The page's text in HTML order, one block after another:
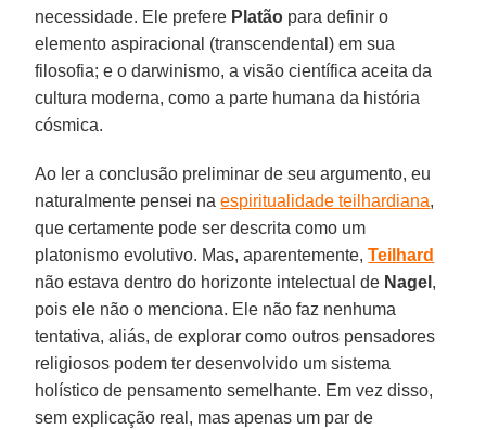
necessidade. Ele prefere Platão para definir o
elemento aspiracional (transcendental) em sua
filosofia; e o darwinismo, a visão científica aceita da
cultura moderna, como a parte humana da história
cósmica.
Ao ler a conclusão preliminar de seu argumento, eu
naturalmente pensei naespiritualidade teilhardiana,
que certamente pode ser descrita como um
platonismo evolutivo. Mas, aparentemente,Teilhard
não estava dentro do horizonte intelectual de Nagel ,
pois ele não o menciona. Ele não faz nenhuma
tentativa, aliás, de explorar como outros pensadores
religiosos podem ter desenvolvido um sistema
holístico de pensamento semelhante. Em vez disso,
sem explicação real, mas apenas um par de